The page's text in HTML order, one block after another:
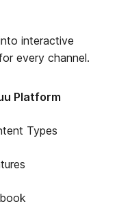
interactive
every channel.
Platform
Types